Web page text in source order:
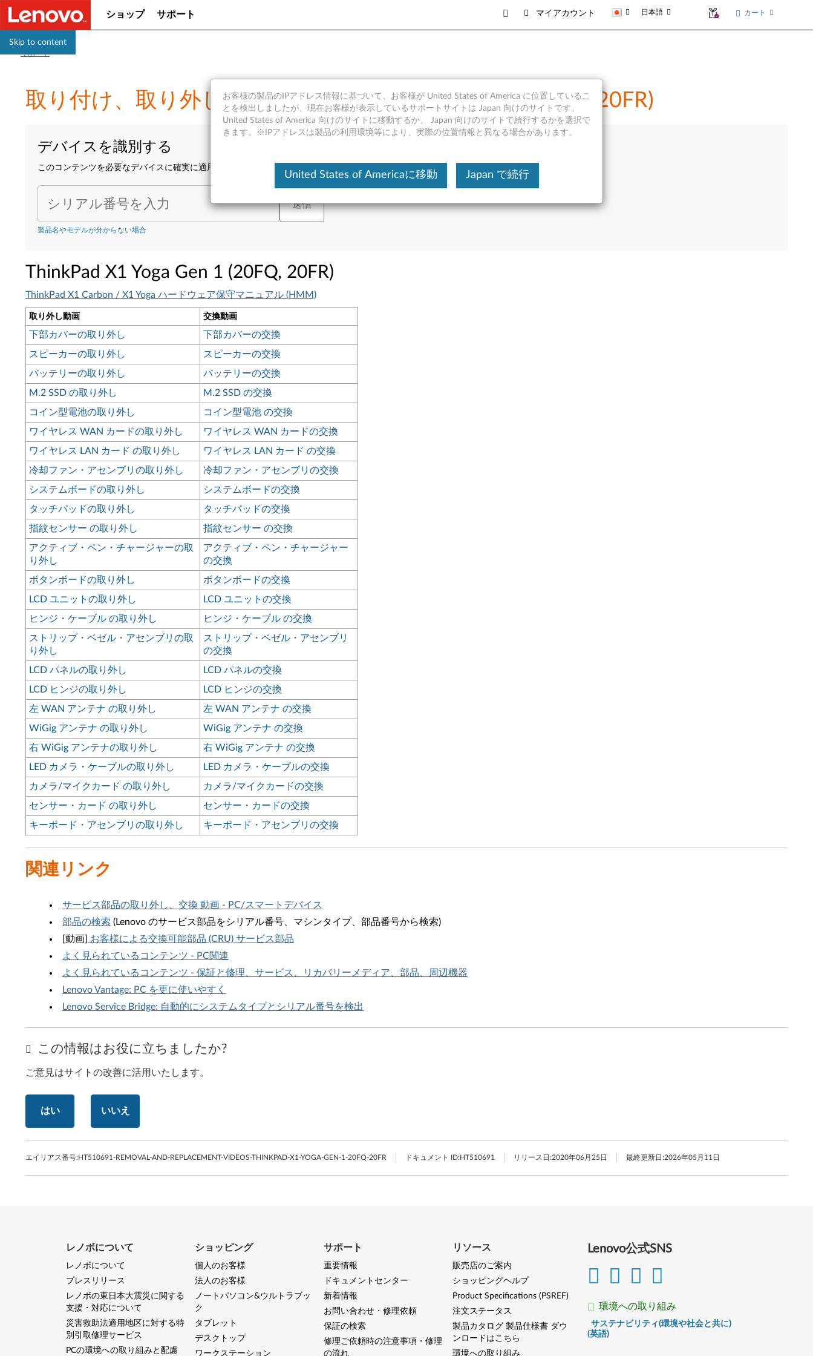
Skip to content
ショップ サポート マイアカウント 日本語 カート
サポート
取り付け、取り外し動画 - ThinkPad X1 Yoga Gen 1 (20FQ, 20FR)
デバイスを識別する
このコンテンツを必要なデバイスに確実に適用するために、シリアル番号の入力、または製品を選択してください。 製品を表示
シリアル番号を入力 送信
製品名やモデルが分からない場合
ThinkPad X1 Yoga Gen 1 (20FQ, 20FR)
ThinkPad X1 Carbon / X1 Yoga ハードウェア保守マニュアル (HMM)
取り外し動画 交換動画
下部カバーの取り外し
下部カバーの交換
スピーカーの取り外し
スピーカーの交換
バッテリーの取り外し
バッテリーの交換
M.2 SSD の取り外し
M.2 SSD の交換
コイン型電池の取り外し
コイン型電池 の交換
ワイヤレス WAN カードの取り外し
ワイヤレス WAN カードの交換
ワイヤレス LAN カード の取り外し
ワイヤレス LAN カード の交換
冷却ファン・アセンブリの取り外し
冷却ファン・アセンブリの交換
システムボードの取り外し
システムボードの交換
タッチパッドの取り外し
タッチパッドの交換
指紋センサー の取り外し
指紋センサー の交換
アクティブ・ペン・チャージャーの取
り外し
アクティブ・ペン・チャージャー
の交換
ボタンボードの取り外し
ボタンボードの交換
LCD ユニットの取り外し
LCD ユニットの交換
ヒンジ・ケーブル の取り外し
ヒンジ・ケーブル の交換
ストリップ・ベゼル・アセンブリの取
り外し
ストリップ・ベゼル・アセンブリ
の交換
LCD パネルの取り外し
LCD パネルの交換
LCD ヒンジの取り外し
LCD ヒンジの交換
左 WAN アンテナ の取り外し
左 WAN アンテナ の交換
WiGig アンテナ の取り外し
WiGig アンテナ の交換
右 WiGig アンテナの取り外し
右 WiGig アンテナ の交換
LED カメラ・ケーブルの取り外し
LED カメラ・ケーブルの交換
カメラ/マイクカード の取り外し
カメラ/マイクカードの交換
センサー・カード の取り外し
センサー・カードの交換
キーボード・アセンブリの取り外し
キーボード・アセンブリの交換
関連リンク
サービス部品の取り外し、交換 動画 - PC/スマートデバイス
部品の検索 (Lenovo のサービス部品をシリアル番号、マシンタイプ、部品番号から検索)
[動画]
お客様による交換可能部品 (CRU) サービス部品
よく見られているコンテンツ - PC関連
よく見られているコンテンツ - 保証と修理、サービス、リカバリーメディア、部品、周辺機器
Lenovo Vantage: PC を更に使いやすく
Lenovo Service Bridge: 自動的にシステムタイプとシリアル番号を検出
この情報はお役に立ちましたか?
ご意見はサイトの改善に活用いたします。
はい いいえ
エイリアス番号:HT510691-REMOVAL-AND-REPLACEMENT-VIDEOS-THINKPAD-X1-YOGA-GEN-1-20FQ-20FR ドキュメント ID:HT510691 リリース日:2020年06月25日 最終更新日:2026年05月11日
Lenovo公式SNS
環境への取り組み
サステナビリティ(環境や社会と共に)
(英語)
お客様の製品のIPアドレス情報に基づいて、お客様が United States of America に位置しているこ
とを検出しましたが、現在お客様が表示しているサポートサイトは Japan 向けのサイトです。
United States of America 向けのサイトに移動するか、 Japan 向けのサイトで続行するかを選択で
きます。※IPアドレスは製品の利用環境等により、実際の位置情報と異なる場合があります。
United States of Americaに移動 Japan で続行
レノボについて
レノボについて
プレスリリース
レノボの東日本大震災に関する
支援・対応について
災害救助法適用地区に対する特
別引取修理サービス
PCの環境への取り組みと配慮
ショッピング
個人のお客様
法人のお客様
ノートパソコン&ウルトラブッ
ク
タブレット
デスクトップ
ワークステーション
サポート
重要情報
ドキュメントセンター
新着情報
お問い合わせ・修理依頼
保証の検索
修理ご依頼時の注意事項・修理
の流れ
リソース
販売店のご案内
ショッピングヘルプ
Product Specifications (PSREF)
注文ステータス
製品カタログ 製品仕様書 ダウ
ンロードはこちら
環境への取り組み